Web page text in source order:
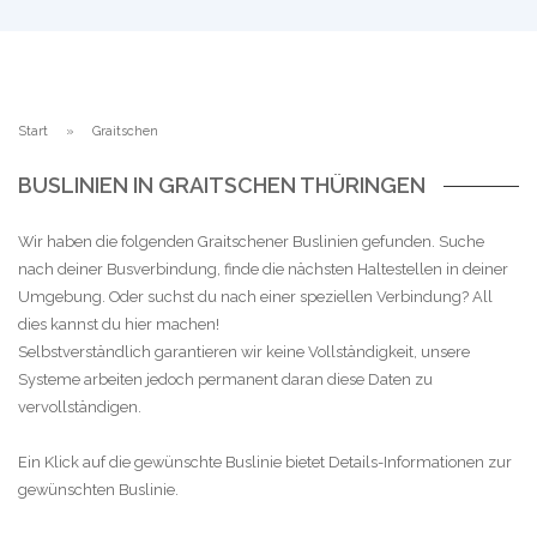
Start Graitschen
BUSLINIEN IN GRAITSCHEN THÜRINGEN
Wir haben die folgenden Graitschener Buslinien gefunden. Suche
nach deiner Busverbindung, finde die nächsten Haltestellen in deiner
Umgebung. Oder suchst du nach einer speziellen Verbindung? All
dies kannst du hier machen!
Selbstverständlich garantieren wir keine Vollständigkeit, unsere
Systeme arbeiten jedoch permanent daran diese Daten zu
vervollständigen.
Ein Klick auf die gewünschte Buslinie bietet Details-Informationen zur
gewünschten Buslinie.